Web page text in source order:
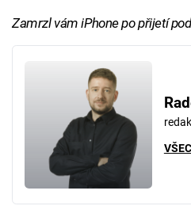
Zamrzl vám iPhone po přijetí